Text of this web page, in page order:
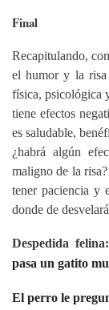
Final
Recapitulando,
el humor y la risa
física, psicológica
tiene efectos
es saludable,
¿habrá algún
maligno de la
tener paciencia y
donde de
Despedida felina:
pasa un gatito
El perro le